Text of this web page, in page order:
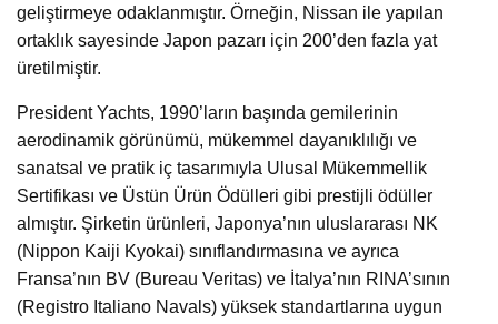
geliştirmeye odaklanmıştır. Örneğin, Nissan ile yapılan
ortaklık sayesinde Japon pazarı için 200’den fazla yat
üretilmiştir.
President Yachts, 1990’ların başında gemilerinin
aerodinamik görünümü, mükemmel dayanıklılığı ve
sanatsal ve pratik iç tasarımıyla Ulusal Mükemmellik
Sertifikası ve Üstün Ürün Ödülleri gibi prestijli ödüller
almıştır. Şirketin ürünleri, Japonya’nın uluslararası NK
(Nippon Kaiji Kyokai) sınıflandırmasına ve ayrıca
Fransa’nın BV (Bureau Veritas) ve İtalya’nın RINA’sının
(Registro Italiano Navals) yüksek standartlarına uygun